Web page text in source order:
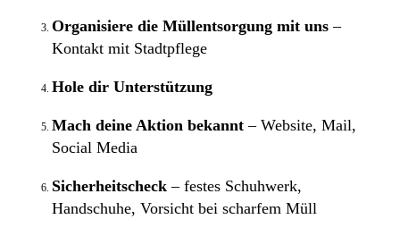
Organisiere die Müllentsorgung mit uns –
Kontakt mit Stadtpflege
Hole dir Unterstützung
Mach deine Aktion bekannt – Website, Mail,
Social Media
Sicherheitscheck – festes Schuhwerk,
Handschuhe, Vorsicht bei scharfem Müll